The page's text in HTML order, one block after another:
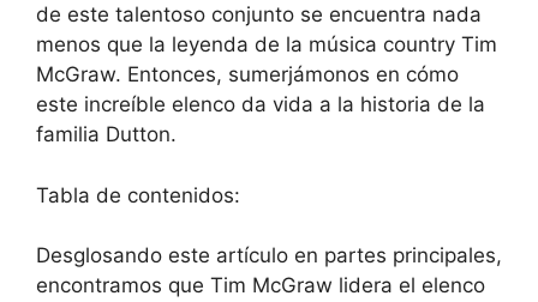
de este talentoso conjunto se encuentra nada
menos que la leyenda de la música country Tim
McGraw. Entonces, sumerjámonos en cómo
este increíble elenco da vida a la historia de la
familia Dutton.
Tabla de contenidos:
Desglosando este artículo en partes principales,
encontramos que Tim McGraw lidera el elenco